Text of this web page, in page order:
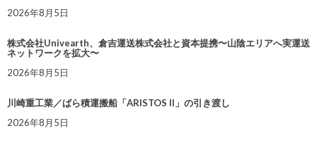
2026年8月5日
株式会社Univearth、倉吉運送株式会社と資本提携〜山陰エリアへ実運送
ネットワークを拡大〜
2026年8月5日
川崎重工業／ばら積運搬船「ARISTOS II」の引き渡し
2026年8月5日